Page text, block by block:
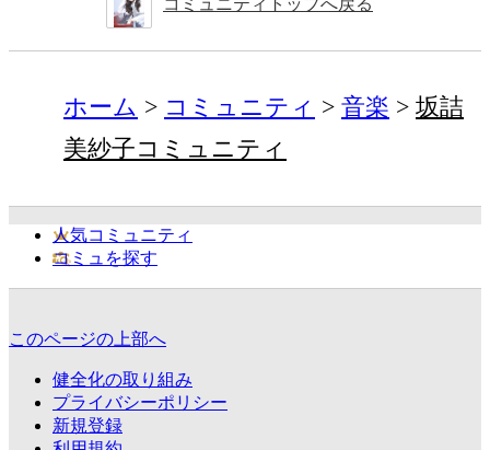
コミュニティトップへ戻る
ホーム コミュニティ 音楽
坂詰
美紗子コミュニティ
人気コミュニティ
コミュを探す
このページの上部へ
健全化の取り組み
プライバシーポリシー
新規登録